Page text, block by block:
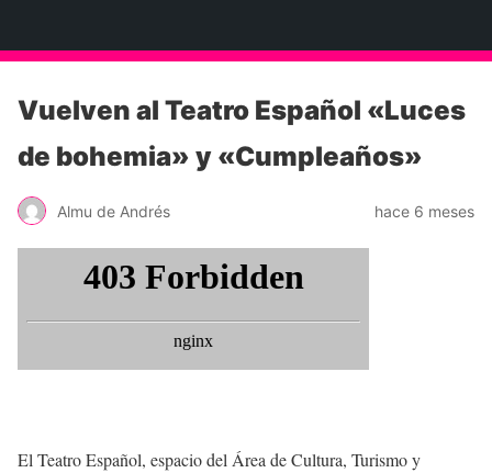
Vuelven al Teatro Español «Luces
de bohemia» y «Cumpleaños»
Almu de Andrés hace 6 meses
El Teatro Español, espacio del Área de Cultura, Turismo y